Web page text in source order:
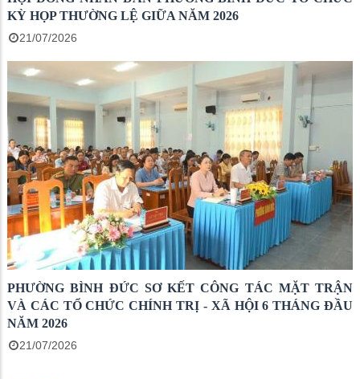
KỲ HỌP THƯỜNG LỆ GIỮA NĂM 2026
21/07/2026
PHƯỜNG BÌNH ĐỨC SƠ KẾT CÔNG TÁC MẶT TRẬN
VÀ CÁC TỔ CHỨC CHÍNH TRỊ - XÃ HỘI 6 THÁNG ĐẦU
NĂM 2026
21/07/2026